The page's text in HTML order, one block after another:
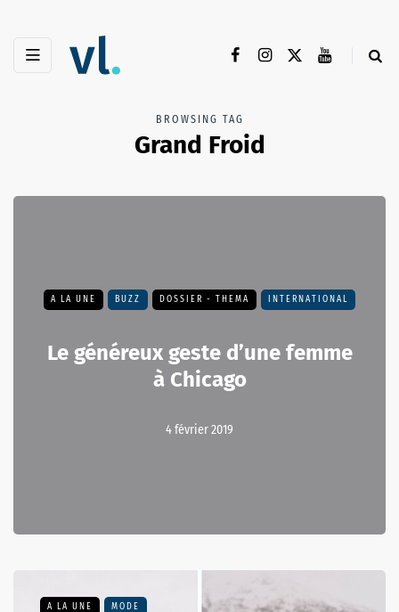
BROWSING TAG
Grand Froid
A LA UNE BUZZ DOSSIER - THEMA INTERNATIONAL
Le généreux geste d’une femme
à Chicago
4 février 2019
A LA UNE MODE